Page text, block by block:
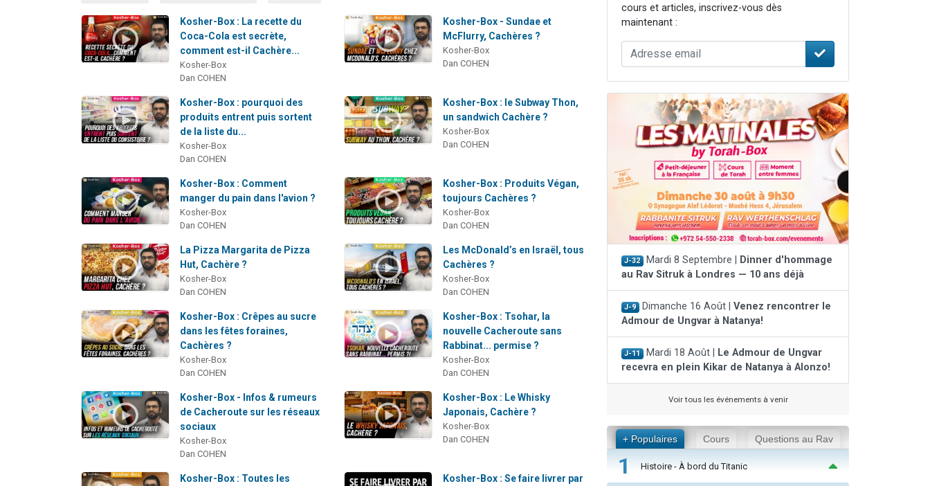
Kosher-Box : La recette du
Coca-Cola est secrète,
comment est-il Cachère...
Kosher-Box
Dan COHEN
Kosher-Box - Sundae et
McFlurry, Cachères ?
Kosher-Box
Dan COHEN
Kosher-Box : pourquoi des
produits entrent puis sortent
de la liste du...
Kosher-Box
Dan COHEN
Kosher-Box : le Subway Thon,
un sandwich Cachère ?
Kosher-Box
Dan COHEN
Kosher-Box : Comment
manger du pain dans l'avion ?
Kosher-Box
Dan COHEN
Kosher-Box : Produits Végan,
toujours Cachères ?
Kosher-Box
Dan COHEN
La Pizza Margarita de Pizza
Hut, Cachère ?
Kosher-Box
Dan COHEN
Les McDonald’s en Israël, tous
Cachères ?
Kosher-Box
Dan COHEN
Kosher-Box : Crêpes au sucre
dans les fêtes foraines,
Cachères ?
Kosher-Box
Dan COHEN
Kosher-Box : Tsohar, la
nouvelle Cacheroute sans
Rabbinat... permise ?
Kosher-Box
Dan COHEN
Kosher-Box - Infos & rumeurs
de Cacheroute sur les réseaux
sociaux
Kosher-Box
Dan COHEN
Kosher-Box : Le Whisky
Japonais, Cachère ?
Kosher-Box
Dan COHEN
Kosher-Box : Toutes les
Kosher-Box : Se faire livrer par
cours et articles, inscrivez-vous dès
maintenant :
J-32 Mardi 8 Septembre |
Dinner d'hommage
au Rav Sitruk à Londres — 10 ans déjà
J-9 Dimanche 16 Août | Venez rencontrer le
Admour de Ungvar à Natanya!
J-11 Mardi 18 Août |
Le Admour de Ungvar
recevra en plein Kikar de Natanya à Alonzo!
Voir tous les événements à venir
+ Populaires Cours Questions au Rav
1 Histoire - À bord du Titanic